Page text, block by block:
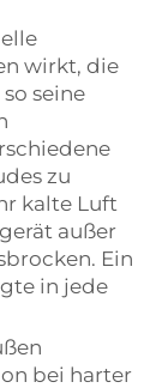
wirkt, die
seine
zu
kalte Luft
außer
Ein
in jede
bei harter